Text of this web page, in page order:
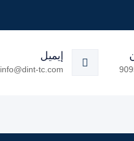
إيميل
info@dint-tc.com